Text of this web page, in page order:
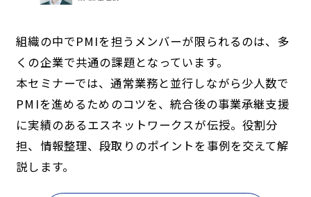
組織の中でPMIを担うメンバーが限られるのは、多
くの企業で共通の課題となっています。
本セミナーでは、通常業務と並行しながら少人数で
PMIを進めるためのコツを、統合後の事業承継支援
に実績のあるエスネットワークスが伝授。役割分
担、情報整理、段取りのポイントを事例を交えて解
説します。